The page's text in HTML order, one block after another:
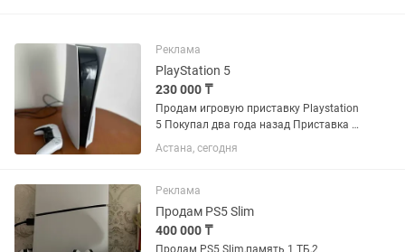
Реклама
PlayStation 5
230 000 ₸
Продам игровую приставку Playstation
5 Покупал два года назад Приставка и
джойстик полностью в исправном
состоянии Не вскрывалась и на
Пользовался исключительно...
Астана, сегодня
Реклама
Продам PS5 Slim
400 000 ₸
Продам PS5 Slim,память 1 ТБ,2